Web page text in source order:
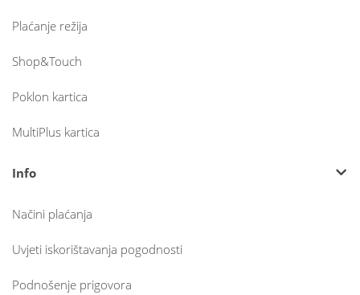
Plaćanje režija
Shop&Touch
Poklon kartica
MultiPlus kartica
Info
Načini plaćanja
Uvjeti iskorištavanja pogodnosti
Podnošenje prigovora